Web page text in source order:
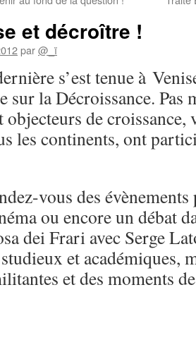
et décroître !
par@_ï
s’est tenue à
sur la Décroissance. Pas
de croissance,
les continents, ont
vous des
ou encore un débat
dei Frari avec Serge
et académiques,
et des moments